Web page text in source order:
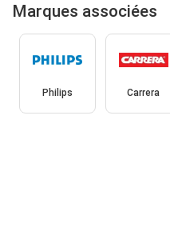
Marques associées
Philips Carrera